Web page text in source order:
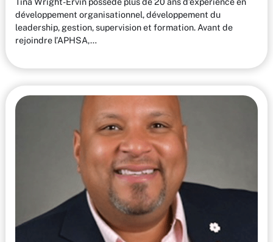
développement organisationnel, développement du
leadership, gestion, supervision et formation. Avant de
rejoindre l’APHSA,…